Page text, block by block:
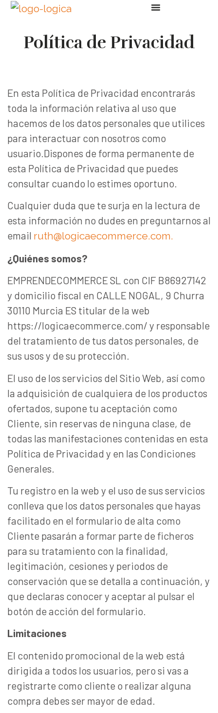
Política de Privacidad
En esta Política de Privacidad encontrarás
toda la información relativa al uso que
hacemos de los datos personales que utilices
para interactuar con nosotros como
usuario.Dispones de forma permanente de
esta Política de Privacidad que puedes
consultar cuando lo estimes oportuno.
Cualquier duda que te surja en la lectura de
esta información no dudes en preguntarnos al
email ruth@logicaecommerce.com.
¿Quiénes somos?
EMPRENDECOMMERCE SL con CIF B86927142
y domicilio fiscal en CALLE NOGAL, 9 Churra
30110 Murcia ES titular de la web
https://logicaecommerce.com/ y responsable
del tratamiento de tus datos personales, de
sus usos y de su protección.
El uso de los servicios del Sitio Web, así como
la adquisición de cualquiera de los productos
ofertados, supone tu aceptación como
Cliente, sin reservas de ninguna clase, de
todas las manifestaciones contenidas en esta
Política de Privacidad y en las Condiciones
Generales.
Tu registro en la web y el uso de sus servicios
conlleva que los datos personales que hayas
facilitado en el formulario de alta como
Cliente pasarán a formar parte de ficheros
para su tratamiento con la finalidad,
legitimación, cesiones y periodos de
conservación que se detalla a continuación, y
que declaras conocer y aceptar al pulsar el
botón de acción del formulario.
Limitaciones
El contenido promocional de la web está
dirigida a todos los usuarios, pero si vas a
registrarte como cliente o realizar alguna
compra debes ser mayor de edad.